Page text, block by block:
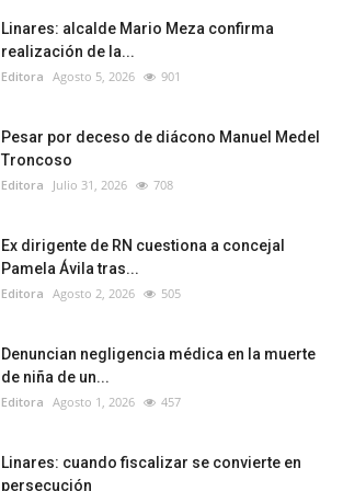
Linares: alcalde Mario Meza confirma
realización de la...
Editora Agosto 5, 2026 901
Pesar por deceso de diácono Manuel Medel
Troncoso
Editora Julio 31, 2026 708
Ex dirigente de RN cuestiona a concejal
Pamela Ávila tras...
Editora Agosto 2, 2026 505
Denuncian negligencia médica en la muerte
de niña de un...
Editora Agosto 1, 2026 457
Linares: cuando fiscalizar se convierte en
persecución